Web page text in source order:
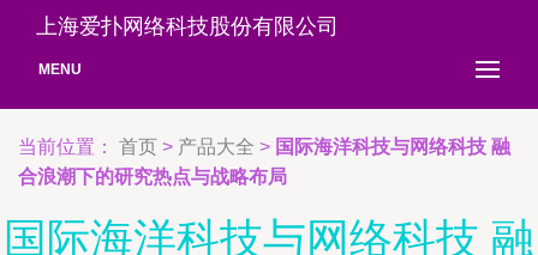
上海爱扑网络科技股份有限公司
MENU
当前位置： 首页 > 产品大全 > 国际海洋科技与网络科技 融
合浪潮下的研究热点与战略布局
国际海洋科技与网络科技 融